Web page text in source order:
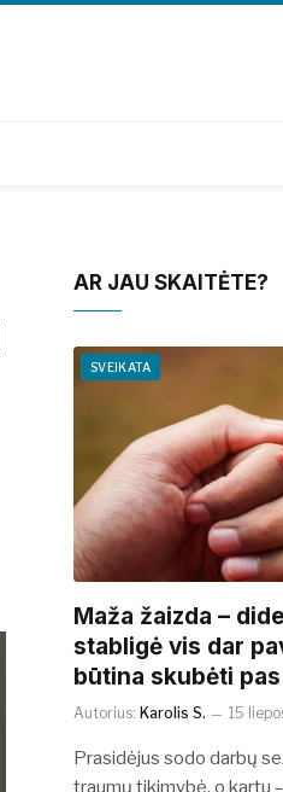
AR JAU SKAITĖTE?
SVEIKATA
​​Maža žaizda –
stabligė vis dar
būtina skubėti
Autorius: Karolis S. 15
Prasidėjus sodo darbų
traumų tikimybė, o kartu